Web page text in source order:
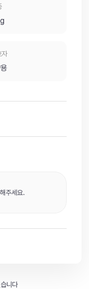
자
해주세요.
니다